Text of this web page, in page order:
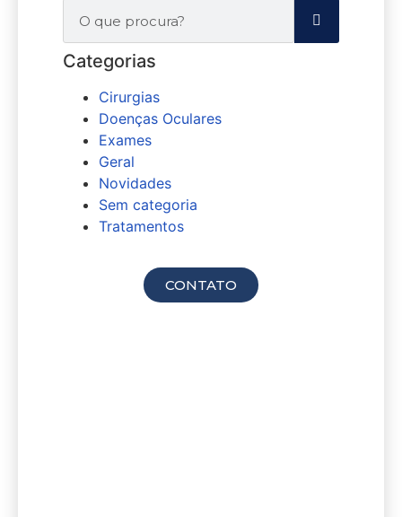
Categorias
Cirurgias
Doenças Oculares
Exames
Geral
Novidades
Sem categoria
Tratamentos
CONTATO